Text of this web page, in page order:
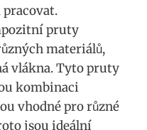
pruty
materiálů,
vlákna. Tyto ‌pruty
kombinaci
⁣vhodné pro různé
jsou ideální